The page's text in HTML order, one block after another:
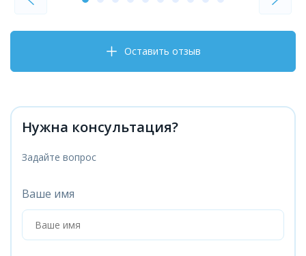
Оставить отзыв
Нужна консультация?
Задайте вопрос
Ваше имя